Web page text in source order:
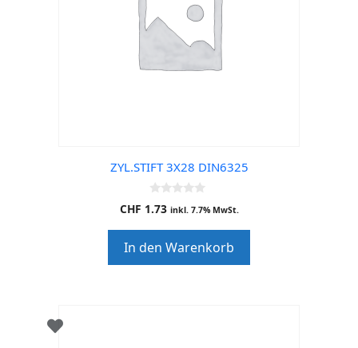
ZYL.STIFT 3X28 DIN6325
0
o
o
f
5
CHF 1.73 inkl. 7.7% MwSt.
In den Warenkorb